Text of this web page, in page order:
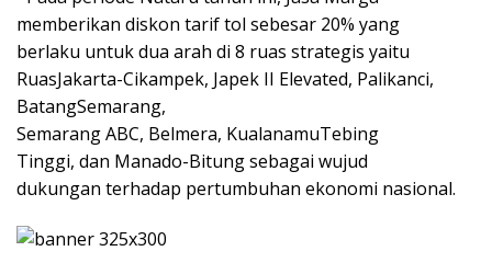
memberikan diskon tarif tol sebesar 20% yang
berlaku untuk dua arah di 8 ruas strategis yaitu
RuasJakarta-Cikampek, Japek II Elevated, Palikanci,
BatangSemarang,
Semarang ABC, Belmera, KualanamuTebing
Tinggi, dan Manado-Bitung sebagai wujud
dukungan terhadap pertumbuhan ekonomi nasional.